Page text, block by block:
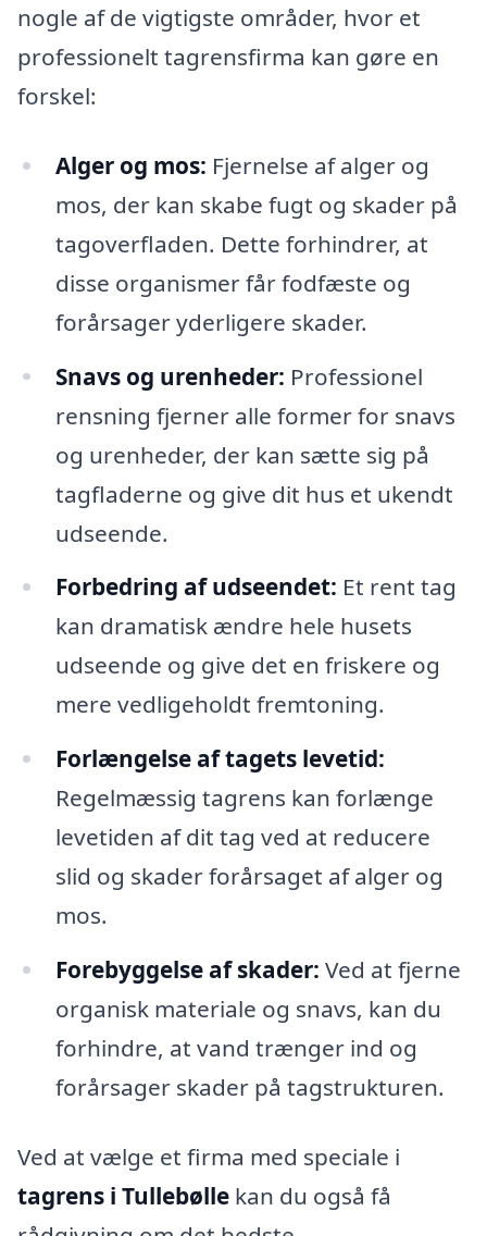
nogle af de vigtigste områder, hvor et
professionelt tagrensfirma kan gøre en
forskel:
Alger og mos: Fjernelse af alger og
mos, der kan skabe fugt og skader på
tagoverfladen. Dette forhindrer, at
disse organismer får fodfæste og
forårsager yderligere skader.
Snavs og urenheder: Professionel
rensning fjerner alle former for snavs
og urenheder, der kan sætte sig på
tagfladerne og give dit hus et ukendt
udseende.
Forbedring af udseendet: Et rent tag
kan dramatisk ændre hele husets
udseende og give det en friskere og
mere vedligeholdt fremtoning.
Forlængelse af tagets levetid:
Regelmæssig tagrens kan forlænge
levetiden af dit tag ved at reducere
slid og skader forårsaget af alger og
mos.
Forebyggelse af skader: Ved at fjerne
organisk materiale og snavs, kan du
forhindre, at vand trænger ind og
forårsager skader på tagstrukturen.
Ved at vælge et firma med speciale i
tagrens i Tullebølle kan du også få